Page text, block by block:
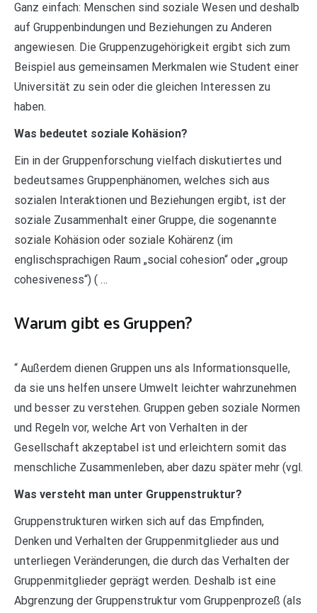
Ganz einfach: Menschen sind soziale Wesen und deshalb
auf Gruppenbindungen und Beziehungen zu Anderen
angewiesen. Die Gruppenzugehörigkeit ergibt sich zum
Beispiel aus gemeinsamen Merkmalen wie Student einer
Universität zu sein oder die gleichen Interessen zu
haben.
Was bedeutet soziale Kohäsion?
Ein in der Gruppenforschung vielfach diskutiertes und
bedeutsames Gruppenphänomen, welches sich aus
sozialen Interaktionen und Beziehungen ergibt, ist der
soziale Zusammenhalt einer Gruppe, die sogenannte
soziale Kohäsion oder soziale Kohärenz (im
englischsprachigen Raum „social cohesion“ oder „group
cohesiveness“) ( …
Warum gibt es Gruppen?
“ Außerdem dienen Gruppen uns als Informationsquelle,
da sie uns helfen unsere Umwelt leichter wahrzunehmen
und besser zu verstehen. Gruppen geben soziale Normen
und Regeln vor, welche Art von Verhalten in der
Gesellschaft akzeptabel ist und erleichtern somit das
menschliche Zusammenleben, aber dazu später mehr (vgl.
Was versteht man unter Gruppenstruktur?
Gruppenstrukturen wirken sich auf das Empfinden,
Denken und Verhalten der Gruppenmitglieder aus und
unterliegen Veränderungen, die durch das Verhalten der
Gruppenmitglieder geprägt werden. Deshalb ist eine
Abgrenzung der Gruppenstruktur vom Gruppenprozeß (als